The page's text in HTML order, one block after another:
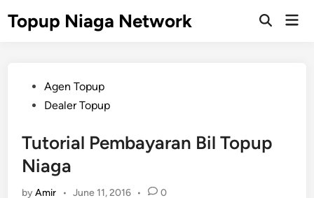
Topup Niaga Network
Open
PostedAgen Topup
Dealer Topup
Tutorial Pembayaran Bil Topup
Niaga
byAmir • June 11, 2016 • 0